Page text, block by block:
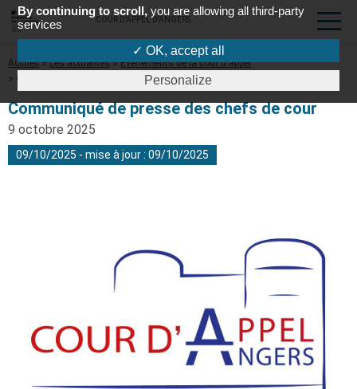
COUR D'APPEL D'ANGERS
Fil
d'Ariane
Accueil Les actualités
Evénements de la cour d'appel
Communiqué de presse des chefs de cour
Communiqué de presse des chefs de cour
9 octobre 2025
09/10/2025 - mise à jour : 09/10/2025
By continuing to scroll, you are allowing all third-party
services
✓ OK, accept all
Personalize